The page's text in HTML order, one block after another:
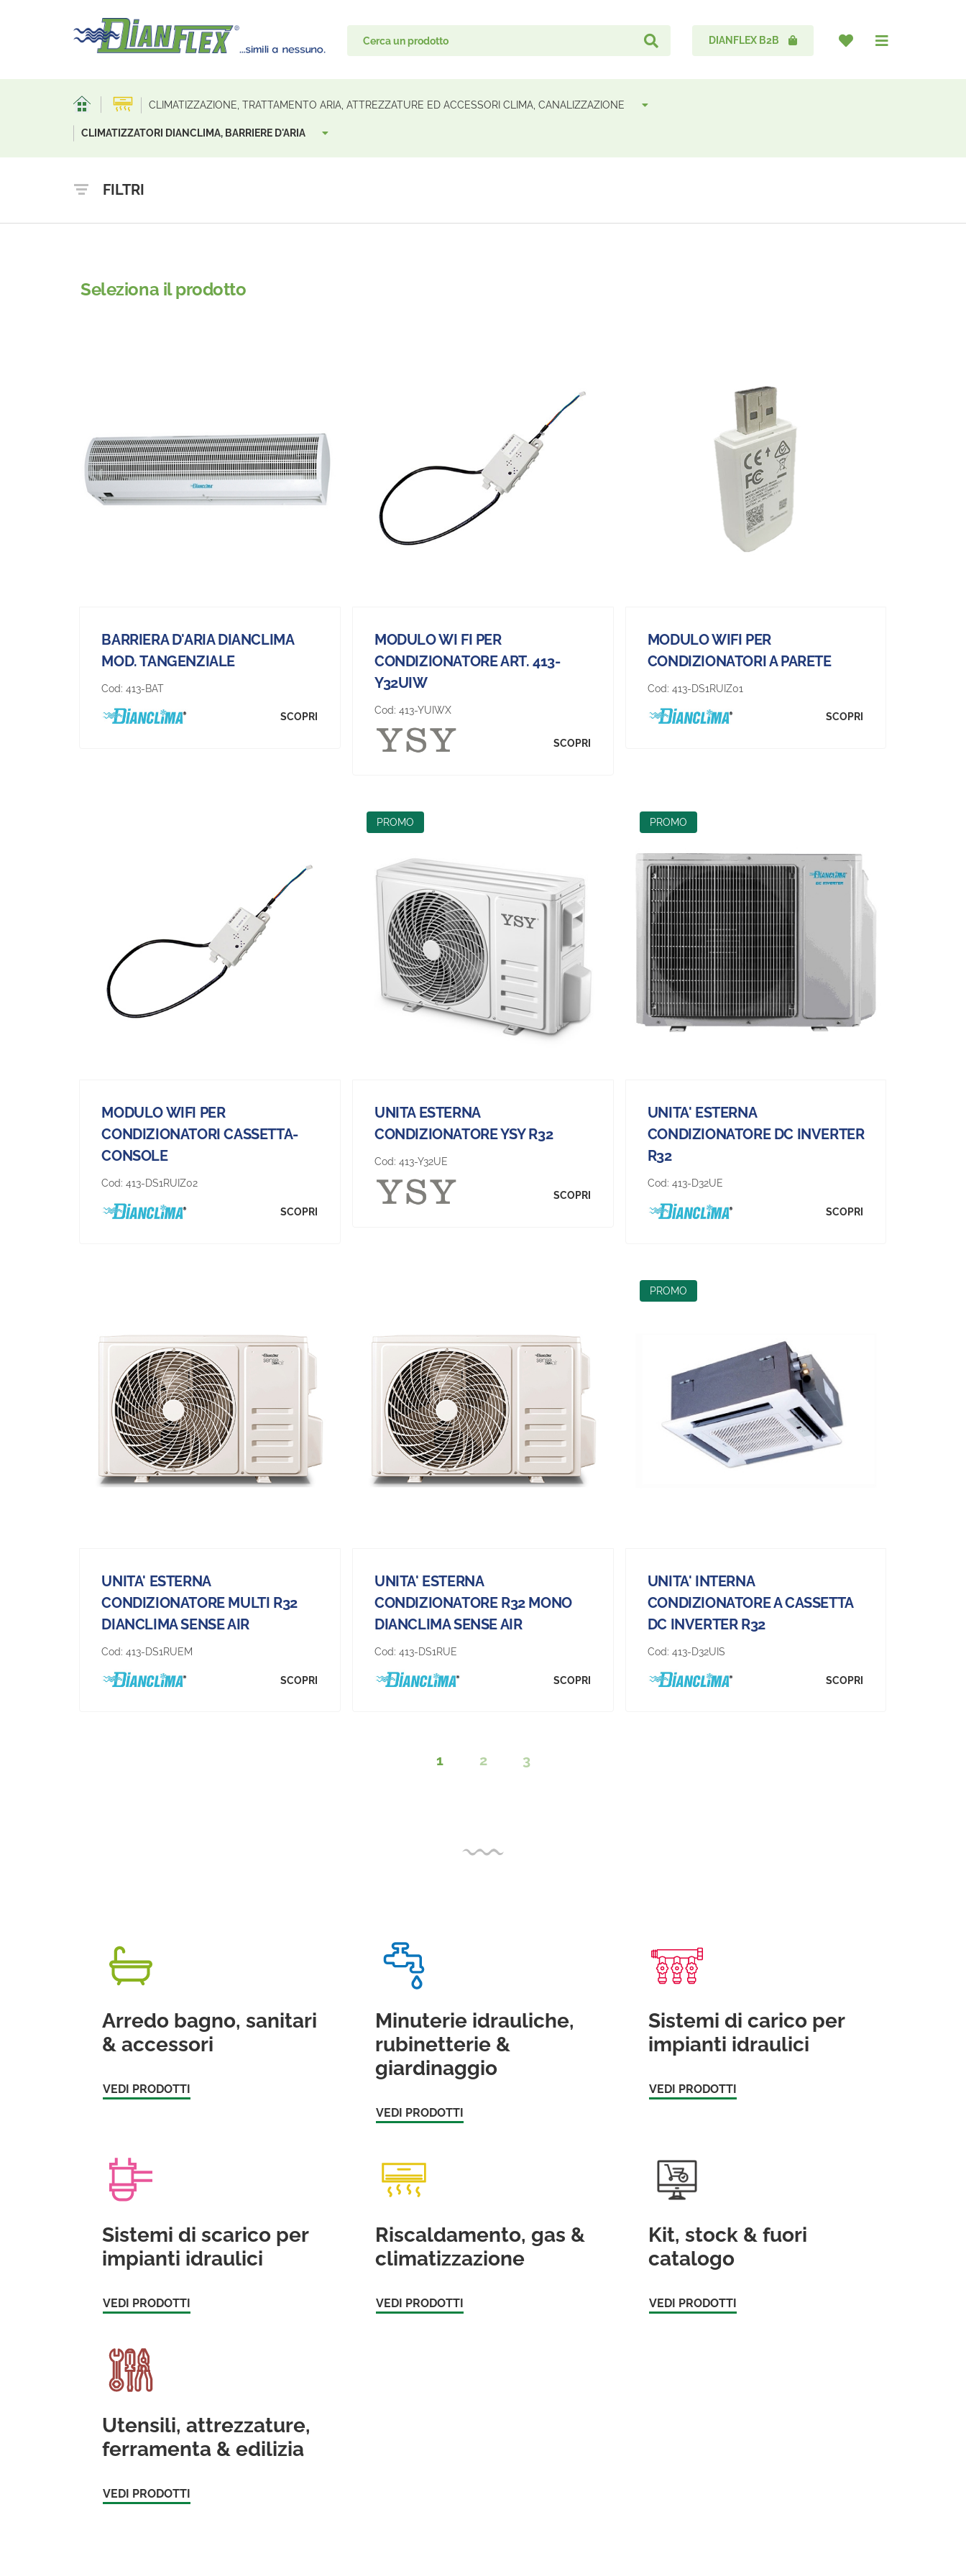
DIANFLEX B2B
CLIMATIZZAZIONE, TRATTAMENTO ARIA, ATTREZZATURE ED ACCESSORI CLIMA, CANALIZZAZIONE
CLIMATIZZATORI DIANCLIMA, BARRIERE D'ARIA
FILTRI
Seleziona il prodotto
BARRIERA D'ARIA DIANCLIMA
MOD. TANGENZIALE
Cod:413-BAT
SCOPRI
MODULO WI FI PER
CONDIZIONATORE ART. 413-
Y32UIW
Cod:413-YUIWX
SCOPRI
MODULO WIFI PER
CONDIZIONATORI A PARETE
Cod: 413-DS1RUIZ01
SCOPRI
MODULO WIFI PER
CONDIZIONATORI CASSETTA-
CONSOLE
Cod:413-DS1RUIZ02
SCOPRI
PROMO
UNITA ESTERNA
CONDIZIONATORE YSY R32
Cod:413-Y32UE
SCOPRI
PROMO
UNITA' ESTERNA
CONDIZIONATORE DC INVERTER
R32
Cod: 413-D32UE
SCOPRI
UNITA' ESTERNA
CONDIZIONATORE MULTI R32
DIANCLIMA SENSE AIR
Cod:413-DS1RUEM
SCOPRI
UNITA' ESTERNA
CONDIZIONATORE R32 MONO
DIANCLIMA SENSE AIR
Cod:413-DS1RUE
SCOPRI
PROMO
UNITA' INTERNA
CONDIZIONATORE A CASSETTA
DC INVERTER R32
Cod: 413-D32UIS
SCOPRI
1 2 3
Arredo bagno, sanitari
& accessori
VEDI PRODOTTI
Minuterie idrauliche,
rubinetterie &
giardinaggio
VEDI PRODOTTI
Sistemi di carico per
impianti idraulici
VEDI PRODOTTI
Sistemi di scarico per
impianti idraulici
VEDI PRODOTTI
Riscaldamento, gas &
climatizzazione
VEDI PRODOTTI
Kit, stock & fuori
catalogo
VEDI PRODOTTI
Utensili, attrezzature,
ferramenta & edilizia
VEDI PRODOTTI